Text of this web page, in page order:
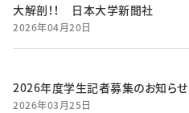
大解剖！！ 日本大学新聞社
2026年04月20日
2026年度学生記者募集のお知らせ
2026年03月25日